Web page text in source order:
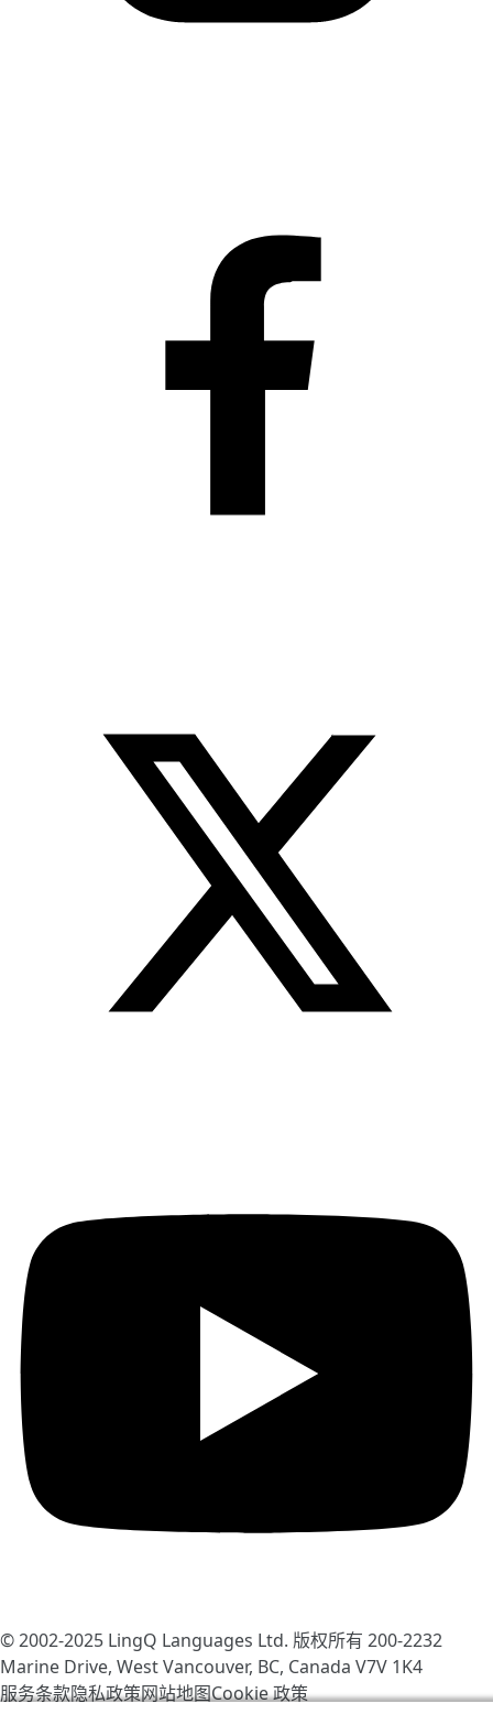
© 2002-2025 LingQ Languages Ltd. 版权所有 200-2232
Marine Drive, West Vancouver, BC, Canada V7V 1K4
服务条款隐私政策网站地图Cookie 政策